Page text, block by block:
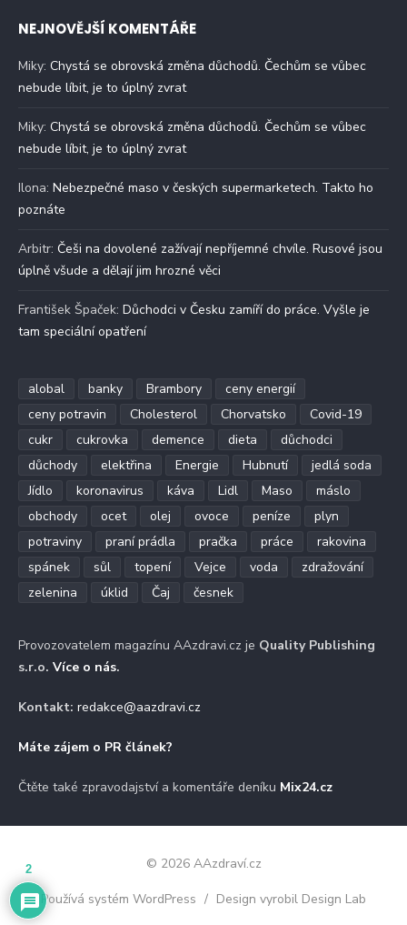
NEJNOVĚJŠÍ KOMENTÁŘE
Miky: Chystá se obrovská změna důchodů. Čechům se vůbec
nebude líbit, je to úplný zvrat
Miky: Chystá se obrovská změna důchodů. Čechům se vůbec
nebude líbit, je to úplný zvrat
Ilona: Nebezpečné maso v českých supermarketech. Takto ho
poznáte
Arbitr: Češi na dovolené zažívají nepříjemné chvíle. Rusové jsou
úplně všude a dělají jim hrozné věci
František Špaček: Důchodci v Česku zamíří do práce. Vyšle je
tam speciální opatření
alobal banky Brambory
ceny energií
ceny potravin
Cholesterol Chorvatsko
Covid-19
cukr
cukrovka demence dieta
důchodci
důchody
elektřina Energie Hubnutí
jedlá soda
Jídlo
koronavirus káva Lidl Maso
máslo
obchody
ocet olej ovoce peníze
plyn
potraviny
praní prádla pračka práce
rakovina
spánek
sůl topení Vejce voda
zdražování
zelenina
úklid Čaj česnek
Provozovatelem magazínu AAzdravi.cz je Quality Publishing
s.r.o. Více o nás.
Kontakt: redakce@aazdravi.cz
Máte zájem o PR článek?
Čtěte také zpravodajství a komentáře deníku Mix24.cz
© 2026 AAzdraví.cz
Používá systém WordPress / Design vyrobil Design Lab
2